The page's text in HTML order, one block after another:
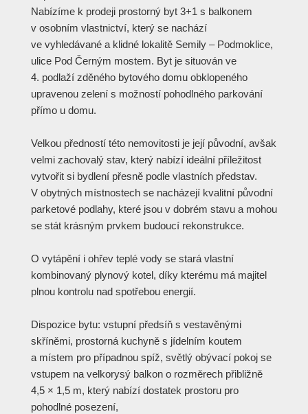
Nabízíme k prodeji prostorný byt 3+1 s balkonem
v osobním vlastnictví, který se nachází
ve vyhledávané a klidné lokalitě Semily – Podmoklice,
ulice Pod Černým mostem. Byt je situován ve
4. podlaží zděného bytového domu obklopeného
upravenou zelení s možností pohodlného parkování
přímo u domu.
Velkou předností této nemovitosti je její původní, avšak
velmi zachovalý stav, který nabízí ideální příležitost
vytvořit si bydlení přesně podle vlastních představ.
V obytných místnostech se nacházejí kvalitní původní
parketové podlahy, které jsou v dobrém stavu a mohou
se stát krásným prvkem budoucí rekonstrukce.
O vytápění i ohřev teplé vody se stará vlastní
kombinovaný plynový kotel, díky kterému má majitel
plnou kontrolu nad spotřebou energií.
Dispozice bytu: vstupní předsíň s vestavěnými
skříněmi, prostorná kuchyně s jídelním koutem
a místem pro případnou spíž, světlý obývací pokoj se
vstupem na velkorysý balkon o rozměrech přibližně
4,5 × 1,5 m, který nabízí dostatek prostoru pro
pohodlné posezení,